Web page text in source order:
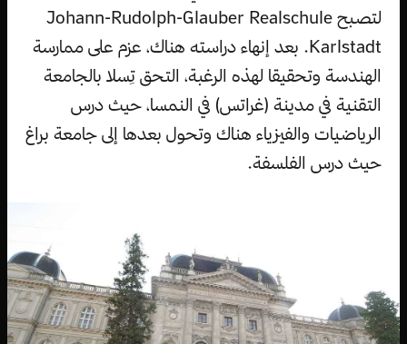
لتصبح Johann-Rudolph-Glauber Realschule
Karlstadt. بعد إنهاء دراسته هناك، عزم على ممارسة
الهندسة وتحقيقا لهذه الرغبة، التحق تِسلا بالجامعة
التقنية في مدينة (غراتس) في النمسا، حيث درس
الرياضيات والفيزياء هناك وتحول بعدها إلى جامعة براغ
حيث درس الفلسفة.